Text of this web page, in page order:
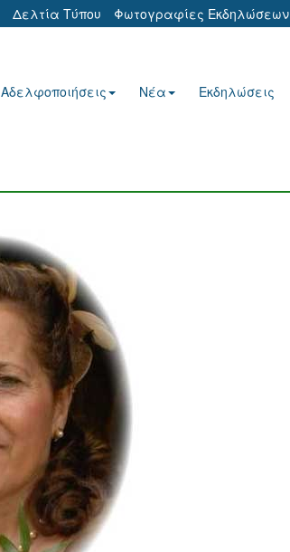
Δελτία Τύπου Φωτογραφίες Εκδηλώσεων
Αδελφοποιήσεις Νέα Εκδηλώσεις